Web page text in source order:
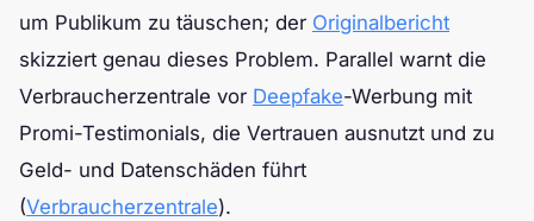
um Publikum zu täuschen; der Originalbericht
skizziert genau dieses Problem. Parallel warnt die
Verbraucherzentrale vor Deepfake-Werbung mit
Promi-Testimonials, die Vertrauen ausnutzt und zu
Geld- und Datenschäden führt
(Verbraucherzentrale).